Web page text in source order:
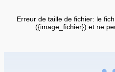
Erreur de taille de fichier: le
({image_fichier}) et ne